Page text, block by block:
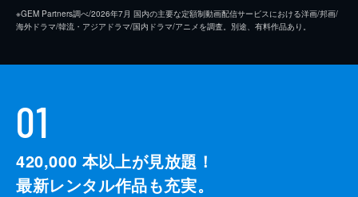
※GEM Partners調べ/2026年7⽉ 国内の主要な定額制動画配信サービスにおける洋画/邦画/
海外ドラマ/韓流・アジアドラマ/国内ドラマ/アニメを調査。別途、有料作品あり。
01
420,000 本以上が見放題！
最新レンタル作品も充実。